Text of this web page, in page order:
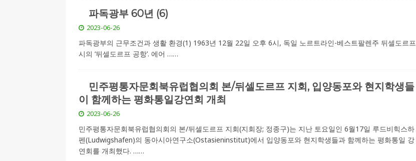
파독광부 60년 (6)
2023-06-26
파독광부의 근무조건과 생활 환경(1) 1963년 12월 22일 오후 6시, 독일 노르트라인-베스트팔렌주 뒤셀도르프
시의 ‘뒤셀도르프 공항’. 에어 ……
민주평통자문회북유럽협의회 본/뒤셀도르프 지회, 입양동포와 현지학생들
이 함께하는 평화통일강연회 개최
2023-06-26
민주평통자문회북유럽협의회의 본/뒤셀도르프 지회(지회장; 정종구)는 지난 토요일인 6월17일 루드비힉스하
펜(Ludwigshafen)의 동아시아연구소(Ostasieninstitut)에서 입양동포와 현지학생들과 함께하는 평화통일 강
연회를 개최했다. ……